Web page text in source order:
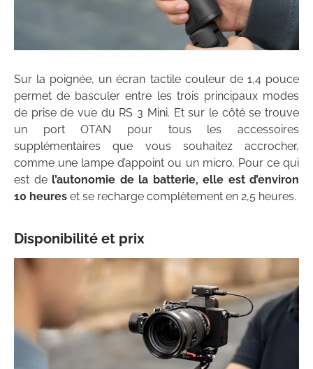
Sur la poignée, un écran tactile couleur de 1,4 pouce
permet de basculer entre les trois principaux modes
de prise de vue du RS 3 Mini. Et sur le côté se trouve
un port OTAN pour tous les accessoires
supplémentaires que vous souhaitez accrocher,
comme une lampe d’appoint ou un micro. Pour ce qui
est de l’autonomie de la batterie, elle est d’environ
10 heures et se recharge complètement en 2,5 heures.
Disponibilité et prix